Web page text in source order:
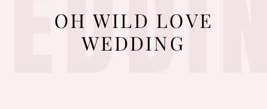
OH WILD LOVE
WEDDING